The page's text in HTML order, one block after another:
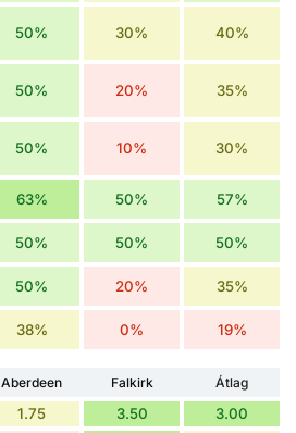
50% 30% 40%
50% 20% 35%
50% 10% 30%
63% 50% 57%
50% 50% 50%
50% 20% 35%
38% 0% 19%
Aberdeen Falkirk
Átlag
1.75 3.50 3.00